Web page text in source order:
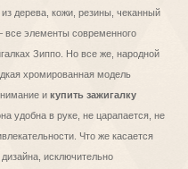
дерева, кожи, резины, чеканный
все элементы современного
Зиппо. Но все же, народной
хромированная модель
и купить зажигалку
удобна в руке, не царапается, не
Что же касается
исключительно